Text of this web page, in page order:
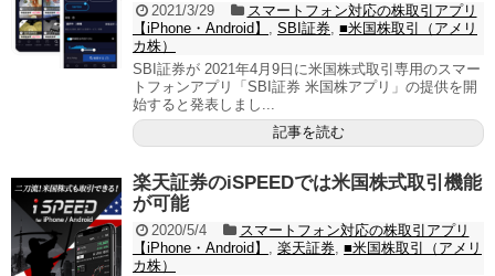
2021/3/29
スマートフォン対応の株取引アプリ
【iPhone・Android】
SBI証券 ■米国株取引（アメリ
カ株）
SBI証券が 2021年4月9日に米国株式取引専用のスマー
トフォンアプリ「SBI証券 米国株アプリ」の提供を開
始すると発表しまし...
記事を読む
楽天証券のiSPEEDでは米国株式取引機能
が可能
2020/5/4
スマートフォン対応の株取引アプリ
【iPhone・Android】
楽天証券 ■米国株取引（アメリ
カ株）